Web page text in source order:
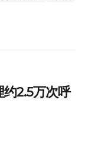
2.5万次呼